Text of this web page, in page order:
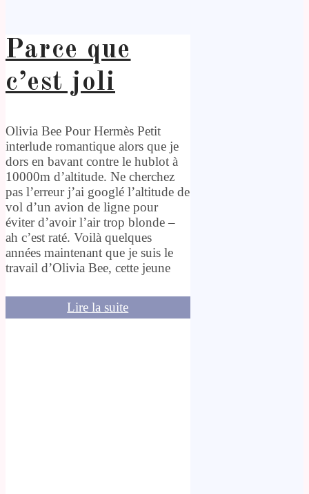
Parce que
c’est joli
Olivia Bee Pour Hermès Petit
interlude romantique alors que je
dors en bavant contre le hublot à
10000m d’altitude. Ne cherchez
pas l’erreur j’ai googlé l’altitude de
vol d’un avion de ligne pour
éviter d’avoir l’air trop blonde –
ah c’est raté. Voilà quelques
années maintenant que je suis le
travail d’Olivia Bee, cette jeune
Lire la suite